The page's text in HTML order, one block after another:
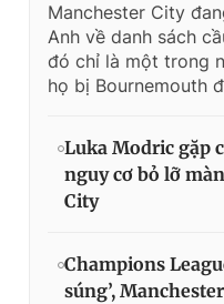
Manchester City
Anh về danh sách
đó chỉ là một trong
họ bị Bournemouth
Luka Modric gặp
nguy cơ bỏ lỡ
City
Champions
súng’,